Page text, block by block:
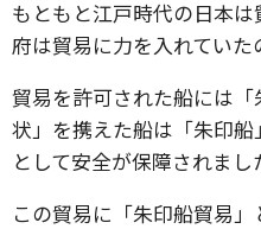
もともと江戸時代の日本
府は貿易に力を入れていた
貿易を許可された船には
状」を携えた船は「朱印
として安全が保障されまし
この貿易に「朱印船貿易